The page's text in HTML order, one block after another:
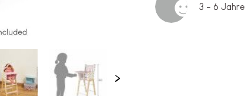
3 - 6 Jahre